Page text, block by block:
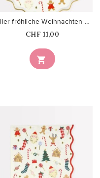

Teller fröhliche Weihnachten gross
Price
CHF 11,00